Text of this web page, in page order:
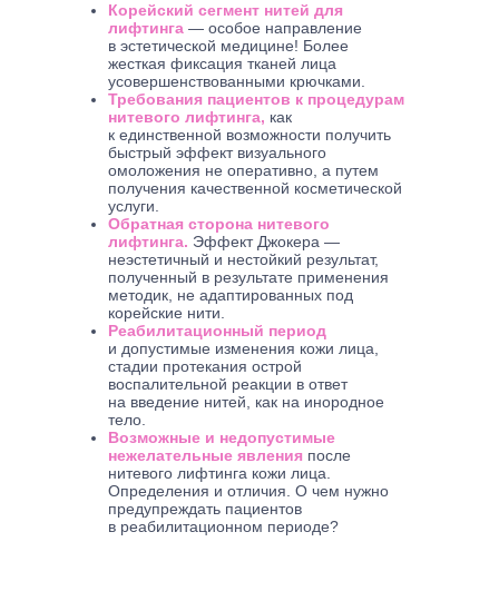
Корейский сегмент нитей для
лифтинга — особое направление
в эстетической медицине! Более
жесткая фиксация тканей лица
усовершенствованными крючками.
Требования пациентов к процедурам
нитевого лифтинга, как
к единственной возможности получить
быстрый эффект визуального
омоложения не оперативно, а путем
получения качественной косметической
услуги.
Обратная сторона нитевого
лифтинга. Эффект Джокера —
неэстетичный и нестойкий результат,
полученный в результате применения
методик, не адаптированных под
корейские нити.
Реабилитационный период
и допустимые изменения кожи лица,
стадии протекания острой
воспалительной реакции в ответ
на введение нитей, как на инородное
тело.
Возможные и недопустимые
нежелательные явления после
нитевого лифтинга кожи лица.
Определения и отличия. О чем нужно
предупреждать пациентов
в реабилитационном периоде?